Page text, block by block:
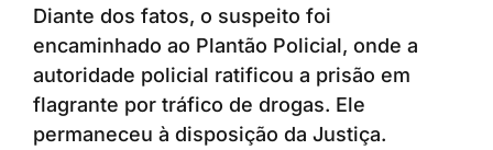
Diante dos fatos, o suspeito foi
encaminhado ao Plantão Policial, onde a
autoridade policial ratificou a prisão em
flagrante por tráfico de drogas. Ele
permaneceu à disposição da Justiça.